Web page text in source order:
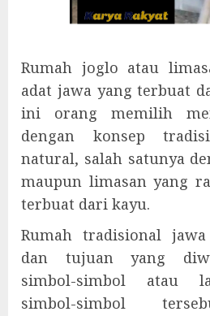
Rumah joglo atau
adat jawa yang terbuat
ini orang memilih
dengan konsep
natural, salah satunya
maupun limasan yang
terbuat dari kayu.
Rumah tradisional
dan tujuan yang
simbol-simbol atau
simbol-simbol